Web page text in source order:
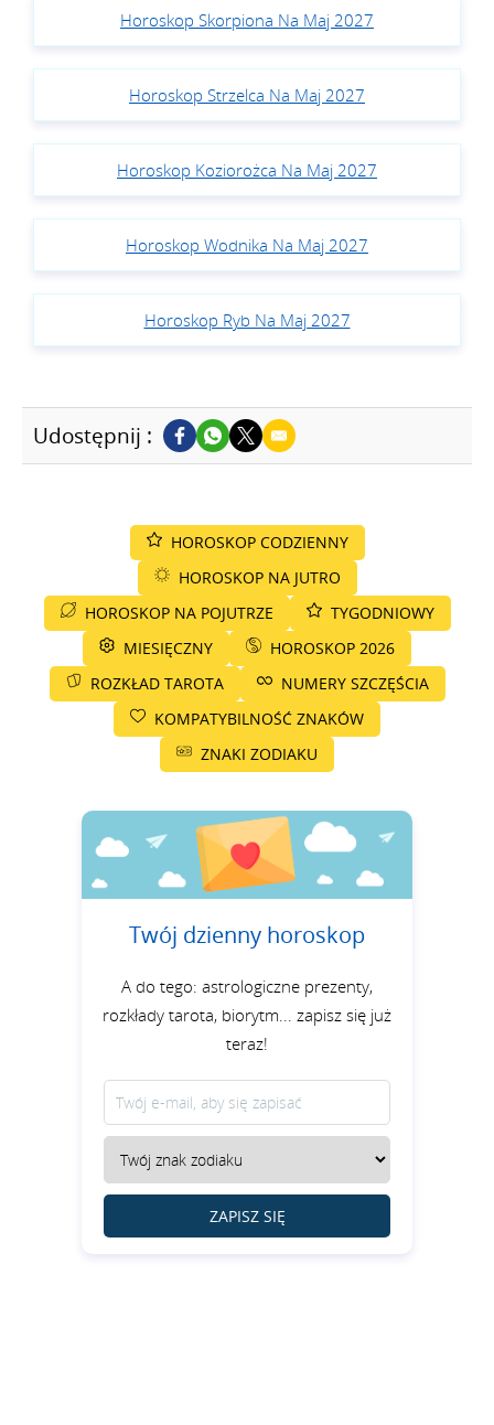
Horoskop Skorpiona Na Maj 2027
Horoskop Strzelca Na Maj 2027
Horoskop Koziorożca Na Maj 2027
Horoskop Wodnika Na Maj 2027
Horoskop Ryb Na Maj 2027
Udostępnij :
HOROSKOP CODZIENNY
HOROSKOP NA JUTRO
HOROSKOP NA POJUTRZE
TYGODNIOWY
MIESIĘCZNY
HOROSKOP 2026
ROZKŁAD TAROTA
NUMERY SZCZĘŚCIA
KOMPATYBILNOŚĆ ZNAKÓW
ZNAKI ZODIAKU
Twój dzienny horoskop
A do tego: astrologiczne prezenty,
rozkłady tarota, biorytm... zapisz się już
teraz!
ZAPISZ SIĘ